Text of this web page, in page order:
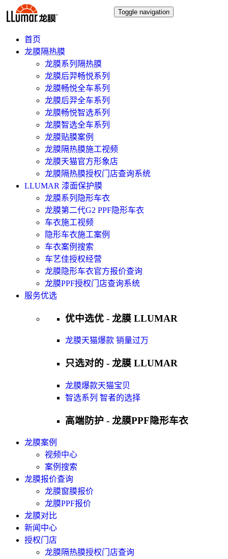
Toggle navigation
首页
龙膜隔热膜
龙膜系列隔热膜
龙膜后羿畅悦系列
龙膜畅悦全车系列
龙膜后羿全车系列
龙膜畅悦智选系列
龙膜智选全车系列
龙膜贴膜案例
龙膜隔热膜施工视频
龙膜天猫官方形象店
龙膜隔热膜授权门店查询系统
LLUMAR 漆面保护膜
龙膜系列隐形车衣
龙膜第二代G2 PPF隐形车衣
车衣施工视频
隐形车衣施工案例
车衣案例搜索
车艺佳授权经营
龙膜隐形车衣官方报价查询
龙膜PPF授权门店查询系统
服务优选
优中选优 - 龙膜 LLUMAR
龙膜天猫爆款 销量过万
只选对的 - 龙膜 LLUMAR
龙膜爆款天猫宝贝
智选系列 智者的选择
高端防护 - 龙膜PPF隐形车衣
龙膜案例
视频中心
案例搜索
龙膜报价查询
龙膜窗膜报价
龙膜PPF报价
龙膜对比
新闻中心
授权门店
龙膜隔热膜授权门店查询